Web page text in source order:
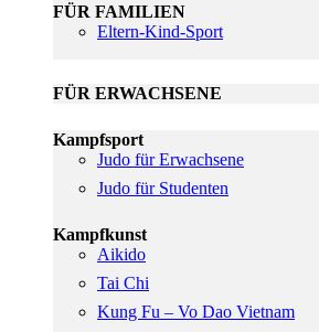
FÜR FAMILIEN
Eltern-Kind-Sport
FÜR ERWACHSENE
Kampfsport
Judo für Erwachsene
Judo für Studenten
Kampfkunst
Aikido
Tai Chi
Kung Fu – Vo Dao Vietnam